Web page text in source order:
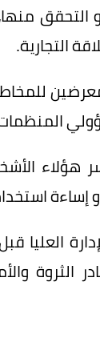
التجارية.
إساءة